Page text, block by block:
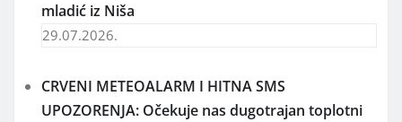
mladić iz Niša
29.07.2026.
CRVENI METEOALARM I HITNA SMS
UPOZORENJA: Očekuje nas dugotrajan toplotni